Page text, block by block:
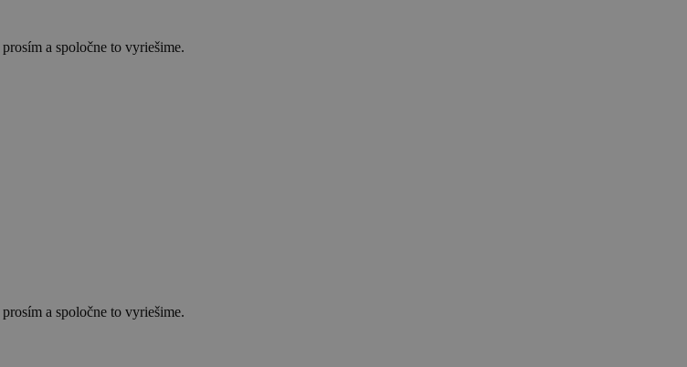
prosím a spoločne to vyriešime.
prosím a spoločne to vyriešime.